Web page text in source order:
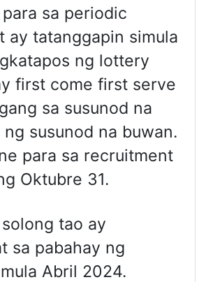
sa periodic
ay tatanggapin simula
ng lottery
first come first serve
sa susunod na
susunod na buwan.
para sa recruitment
Oktubre 31.
tao ay
sa pabahay ng
Abril 2024.